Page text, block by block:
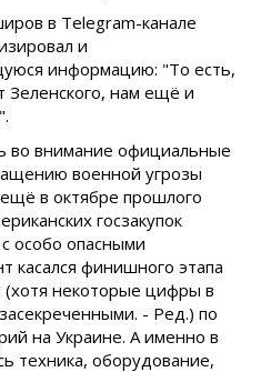
в Telegram-канале
и
информацию: "То есть,
Зеленского, нам ещё и
во внимание официальные
военной угрозы
в октябре прошлого
госзакупок
особо опасными
касался финишного этапа
(хотя некоторые цифры в
- Ред.) по
на Украине. А именно в
техника, оборудование,